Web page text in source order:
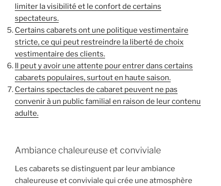
limiter la visibilité et le confort de certains
spectateurs.
Certains cabarets ont une politique vestimentaire
stricte, ce qui peut restreindre la liberté de choix
vestimentaire des clients.
Il peut y avoir une attente pour entrer dans certains
cabarets populaires, surtout en haute saison.
Certains spectacles de cabaret peuvent ne pas
convenir à un public familial en raison de leur contenu
adulte.
Ambiance chaleureuse et conviviale
Les cabarets se distinguent par leur ambiance
chaleureuse et conviviale qui crée une atmosphère